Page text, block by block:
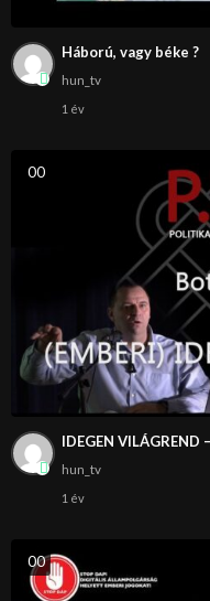
Háború, vagy béke ?
hun_tv
1 év
00
IDEGEN
hun_tv
1 év
00